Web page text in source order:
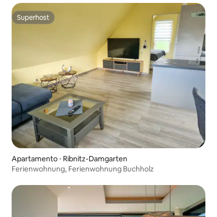
Superhost
Superhost
Apartamento ⋅ Ribnitz-Damgarten
Ferienwohnung, Ferienwohnung Buchholz